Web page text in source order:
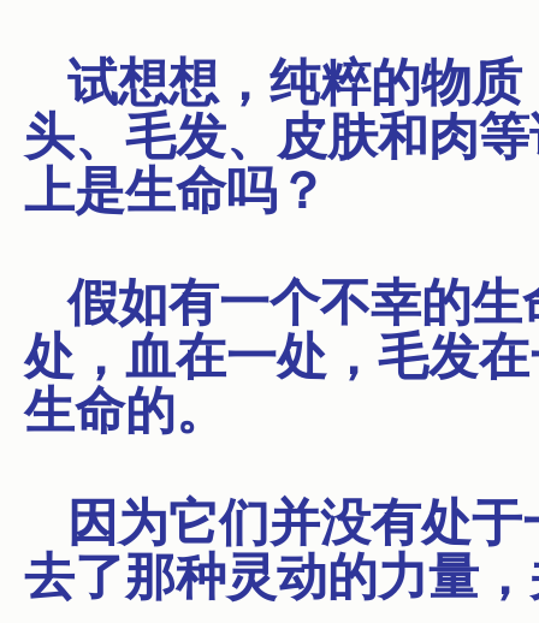
试想想，纯粹的物
头、毛发、皮肤和肉
上是生命吗？
假如有一个不幸的
处，血在一处，毛发
生命的。
因为它们并没有处
去了那种灵动的力量